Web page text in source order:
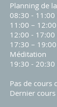
Planning de
08:30 - 11:00
11:00 –
12:00 - 17:00
17:30 –
Méditation
19:30 -
Pas de cours
Dernier